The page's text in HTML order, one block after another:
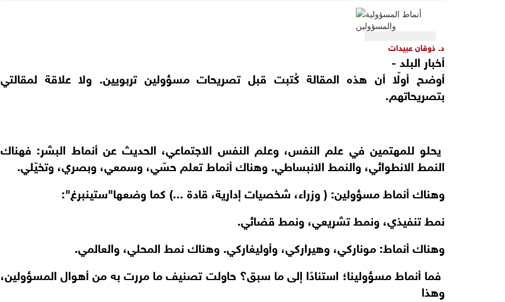
د. ذوقان عبيدات
أخبار البلد -
أوضح أولّا أن هذه المقالة كُتبت قبل تصريحات مسؤولين تربويين. ولا علاقة لمقالتي
بتصريحاتهم.
يحلو للمهتمين في علم النفس، وعلم النفس الاجتماعي، الحديث عن أنماط البشر: فهناك
النمط الانطوائي، والنمط الانبساطي. وهناك أنماط تعلم حسّي، وسمعي، وبصري، وتخيّلي.
وهناك أنماط مسؤولين: ( وزراء، شخصيات إدارية، قادة ...) كما وضعها"ستينبرغ":
نمط تنفيذي، ونمط تشريعي، ونمط قضائي.
وهناك أنماط: موناركي، وهيراركي، وأوليغاركي. وهناك نمط المحلي، والعالمي.
فما أنماط مسؤولينا؛ استنادًا إلى ما سبق؟ حاولت تصنيف ما مررت به من أهوال المسؤولين،
وهذا